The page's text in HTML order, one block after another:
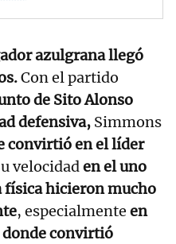
azulgrana llegó
Con el partido
de Sito Alonso
defensiva, Simmons
convirtió en el líder
velocidaden el uno
física hicieron mucho
, especialmente en
donde convirtió